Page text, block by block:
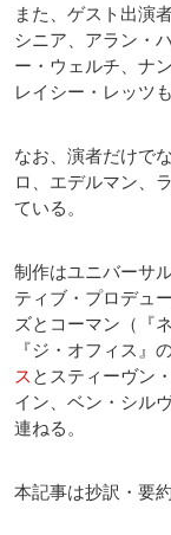
また、ゲスト出演
シニア、アラン・
ー・ウェルチ、ナ
レイシー・レッツ
なお、演者だけで
ロ、エデルマン、
ている。
制作はユニバーサ
ティブ・プロデュ
ズとコーマン（『
『ジ・オフィス』
ス とスティーヴン
イン、ベン・シル
連ねる。
本記事は抄訳・要